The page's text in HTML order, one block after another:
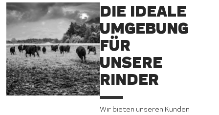
DIE IDEALE
UMGEBUNG
FÜR
UNSERE
RINDER
Wir bieten unseren Kunden